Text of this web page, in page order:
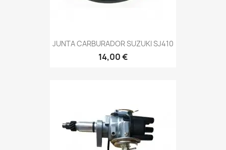
JUNTA CARBURADOR SUZUKI SJ410
14,00 €